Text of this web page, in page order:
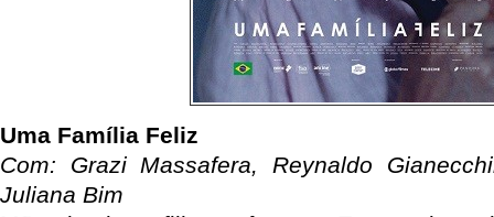
Uma Família Feliz
Com: Grazi Massafera, Reynaldo
Juliana Bim